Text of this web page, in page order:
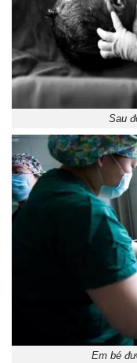
Sau
Em bé